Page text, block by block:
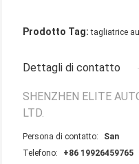
Prodotto Tag: tagliatrice
Dettagli di contatto
SHENZHEN ELITE
LTD.
Persona di contatto:
San
Telefono:
+86 19926459765